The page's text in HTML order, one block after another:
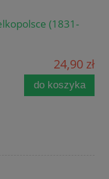
(1831-
24,90 zł
do koszyka